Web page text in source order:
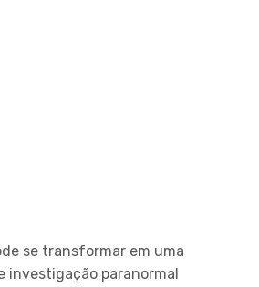
se transformar em uma
investigação paranormal